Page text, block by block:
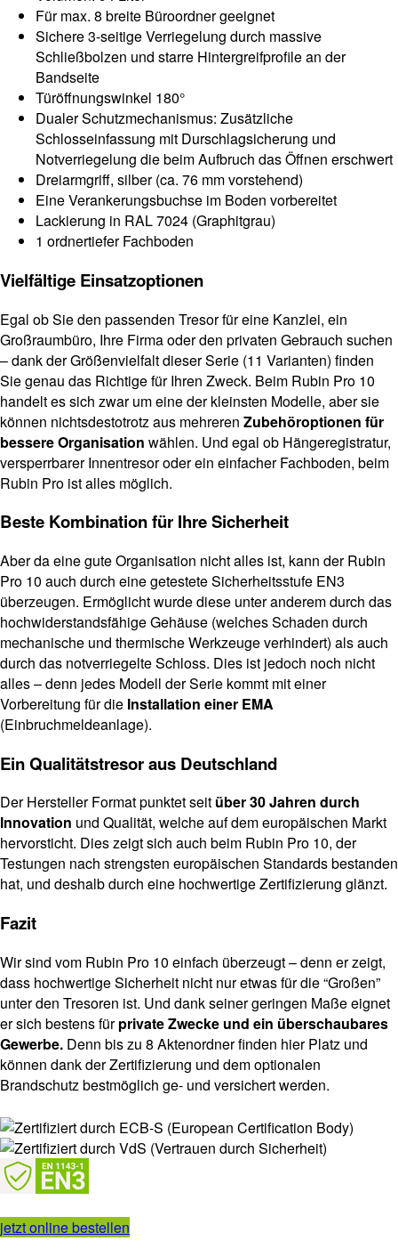
Für max. 8 breite Büroordner geeignet
Sichere 3-seitige Verriegelung durch massive
Schließbolzen und starre Hintergreifprofile an der
Bandseite
Türöffnungswinkel 180°
Dualer Schutzmechanismus: Zusätzliche
Schlosseinfassung mit Durschlagsicherung und
Notverriegelung die beim Aufbruch das Öffnen erschwert
Dreiarmgriff, silber (ca. 76 mm vorstehend)
Eine Verankerungsbuchse im Boden vorbereitet
Lackierung in RAL 7024 (Graphitgrau)
1 ordnertiefer Fachboden
Vielfältige Einsatzoptionen
Egal ob Sie den passenden Tresor für eine Kanzlei, ein
Großraumbüro, Ihre Firma oder den privaten Gebrauch suchen
– dank der Größenvielfalt dieser Serie (11 Varianten) finden
Sie genau das Richtige für Ihren Zweck. Beim Rubin Pro 10
handelt es sich zwar um eine der kleinsten Modelle, aber sie
können nichtsdestotrotz aus mehreren Zubehöroptionen für
bessere Organisation wählen. Und egal ob Hängeregistratur,
versperrbarer Innentresor oder ein einfacher Fachboden, beim
Rubin Pro ist alles möglich.
Beste Kombination für Ihre Sicherheit
Aber da eine gute Organisation nicht alles ist, kann der Rubin
Pro 10 auch durch eine getestete Sicherheitsstufe EN3
überzeugen. Ermöglicht wurde diese unter anderem durch das
hochwiderstandsfähige Gehäuse (welches Schaden durch
mechanische und thermische Werkzeuge verhindert) als auch
durch das notverriegelte Schloss. Dies ist jedoch noch nicht
alles – denn jedes Modell der Serie kommt mit einer
Vorbereitung für die Installation einer EMA
(Einbruchmeldeanlage).
Ein Qualitätstresor aus Deutschland
Der Hersteller Format punktet seit über 30 Jahren durch
Innovation und Qualität, welche auf dem europäischen Markt
hervorsticht. Dies zeigt sich auch beim Rubin Pro 10, der
Testungen nach strengsten europäischen Standards bestanden
hat, und deshalb durch eine hochwertige Zertifizierung glänzt.
Fazit
Wir sind vom Rubin Pro 10 einfach überzeugt – denn er zeigt,
dass hochwertige Sicherheit nicht nur etwas für die “Großen”
unter den Tresoren ist. Und dank seiner geringen Maße eignet
er sich bestens fürprivate Zwecke und ein überschaubares
Gewerbe. Denn bis zu 8 Aktenordner finden hier Platz und
können dank der Zertifizierung und dem optionalen
Brandschutz bestmöglich ge- und versichert werden.
jetzt online bestellen